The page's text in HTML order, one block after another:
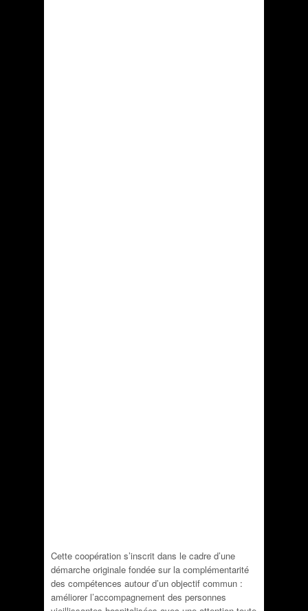
Cette coopération s’inscrit dans le cadre d’une
démarche originale fondée sur la complémentarité
des compétences autour d’un objectif commun :
améliorer l’accompagnement des personnes